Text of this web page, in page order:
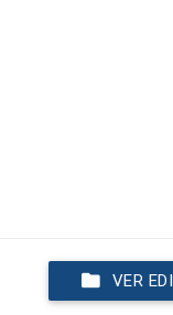
VER